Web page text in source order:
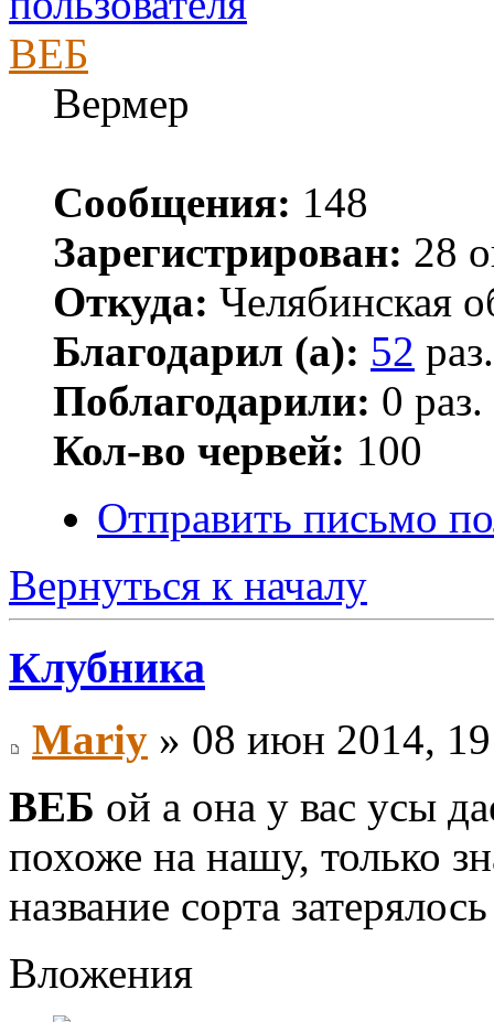
ВЕБ
Вермер
Сообщения: 148
Зарегистрирован: 28
Откуда: Челябинская
Благодарил (а): 52 раз.
Поблагодарили: 0 раз.
Кол-во червей: 100
Отправить письмо
Вернуться к началу
Клубника
Mariy » 08 июн 2014,
ВЕБ ой а она у вас усы
похоже на нашу, только
название сорта затерялось
Вложения